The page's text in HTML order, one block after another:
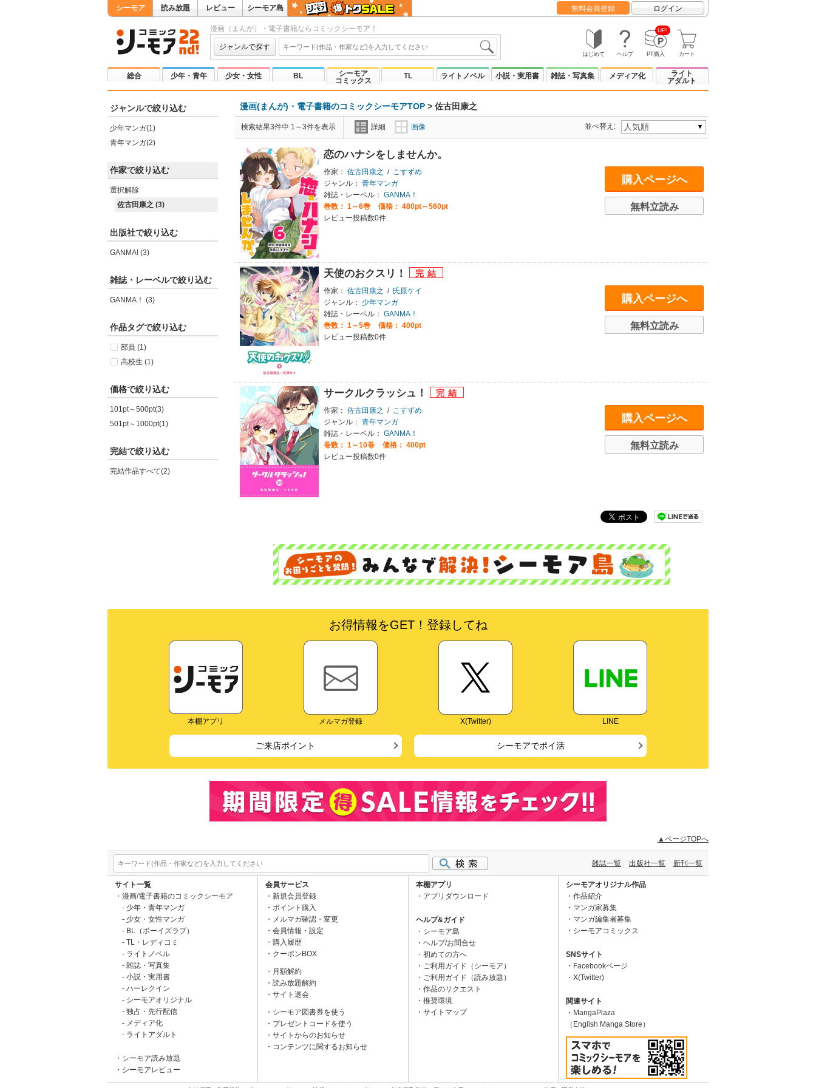
シーモア 読み放題 レビュー シーモア島 無料会員登録 ログイン
漫画（まんが）・電子書籍ならコミックシーモア！
ジャンルで探す
はじめて ヘルプ
UP!
PT購入 カート
総合 少年・青年 少女・女性 BL
シーモア
コミックス
TL ライトノベル 小説・実用書 雑誌・写真集 メディア化
ライト
アダルト
ジャンルで絞り込む
少年マンガ(1)
青年マンガ(2)
作家で絞り込む
選択解除
佐古田康之 (3)
出版社で絞り込む
GANMA! (3)
雑誌・レーベルで絞り込む
GANMA！ (3)
作品タグで絞り込む
部員 (1)
高校生 (1)
価格で絞り込む
101pt～500pt(3)
501pt～1000pt(1)
完結で絞り込む
完結作品すべて(2)
漫画(まんが)・電子書籍のコミックシーモアTOP > 佐古田康之
検索結果3件中 1～3件を表示 詳細 画像 並べ替え:
恋のハナシをしませんか。
作家： 佐古田康之 / こすずめ
ジャンル： 青年マンガ
雑誌・レーベル： GANMA！
巻数： 1～6巻
価格： 480pt～560pt
レビュー投稿数0件
購入ページへ
無料立読み
天使のおクスリ！
作家： 佐古田康之 / 氏原ケイ
ジャンル：
少年マンガ
雑誌・レーベル： GANMA！
巻数： 1～5巻
価格： 400pt
レビュー投稿数0件
購入ページへ
無料立読み
サークルクラッシュ！
作家： 佐古田康之 / こすずめ
ジャンル： 青年マンガ
雑誌・レーベル： GANMA！
巻数： 1～10巻
価格： 400pt
レビュー投稿数0件
購入ページへ
無料立読み
お得情報をGET！登録してね
本棚アプリ メルマガ登録 X(Twitter) LINE
ご来店ポイント シーモアでポイ活
▲ページTOPへ
雑誌一覧 出版社一覧 新刊一覧
サイト一覧
漫画/電子書籍のコミックシーモア
少年・青年マンガ
少女・女性マンガ
BL（ボーイズラブ）
TL・レディコミ
ライトノベル
雑誌・写真集
小説・実用書
ハーレクイン
シーモアオリジナル
独占・先行配信
メディア化
ライトアダルト
シーモア読み放題
シーモアレビュー
会員サービス
新規会員登録
ポイント購入
メルマガ確認・変更
会員情報・設定
購入履歴
クーポンBOX
月額解約
読み放題解約
サイト退会
シーモア図書券を使う
プレゼントコードを使う
サイトからのお知らせ
コンテンツに関するお知らせ
本棚アプリ
アプリダウンロード
ヘルプ&ガイド
シーモア島
ヘルプ/お問合せ
初めての方へ
ご利用ガイド（シーモア）
ご利用ガイド（読み放題）
作品のリクエスト
推奨環境
サイトマップ
シーモアオリジナル作品
作品紹介
マンガ家募集
マンガ編集者募集
シーモアコミックス
SNSサイト
Facebookページ
X(Twitter)
関連サイト
MangaPlaza
（English Manga Store）